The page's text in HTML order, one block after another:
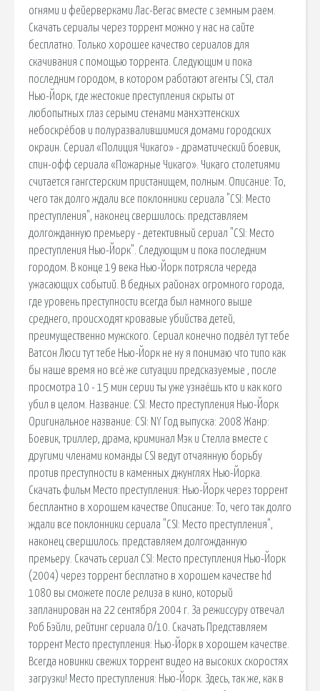
огнями и фейерверками Лас-Вегас вместе с земным раем.
Скачать сериалы через торрент можно у нас на сайте
бесплатно. Только хорошее качество сериалов для
скачивания с помощью торрента. Следующим и пока
последним городом, в котором работают агенты CSI, стал
Нью-Йорк, где жестокие преступления скрыты от
любопытных глаз серыми стенами манхэттенских
небоскрёбов и полуразвалившимися домами городских
окраин. Сериал «Полиция Чикаго» - драматический боевик,
спин-офф сериала «Пожарные Чикаго». Чикаго столетиями
считается гангстерским пристанищем, полным. Описание: То,
чего так долго ждали все поклонники сериала "CSI: Место
преступления", наконец свершилось: представляем
долгожданную премьеру - детективный сериал "CSI: Место
преступления Нью-Йорк". Следующим и пока последним
городом. В конце 19 века Нью-Йорк потрясла череда
ужасающих событий. В бедных районах огромного города,
где уровень преступности всегда был намного выше
среднего, происходят кровавые убийства детей,
преимущественно мужского. Сериал конечно подвёл тут тебе
Ватсон Люси тут тебе Нью-Йорк не ну я понимаю что типо как
бы наше время но всё же ситуации предсказуемые , после
просмотра 10 - 15 мин серии ты уже узнаёшь кто и как кого
убил в целом. Название: CSI: Место преступления Нью-Йорк
Оригинальное название: CSI: NY Год выпуска: 2008 Жанр:
Боевик, триллер, драма, криминал Мэк и Стелла вместе с
другими членами команды CSI ведут отчаянную борьбу
против преступности в каменных джунглях Нью-Йорка.
Скачать фильм Место преступления: Нью-Йорк через торрент
бесплантно в хорошем качестве Описание: То, чего так долго
ждали все поклонники сериала "CSI: Место преступления",
наконец свершилось: представляем долгожданную
премьеру. Скачать сериал CSI: Место преступления Нью-Йорк
(2004) через торрент бесплатно в хорошем качестве hd
1080 вы сможете после релиза в кино, который
запланирован на 22 сентября 2004 г. За режиссуру отвечал
Роб Бэйли, рейтинг сериала 0/10. Скачать Представляем
торрент Место преступления: Нью-Йорк в хорошем качестве.
Всегда новинки свежих торрент видео на высоких скоростях
загрузки! Место преступления: Нью-Йорк. Здесь, так же, как в